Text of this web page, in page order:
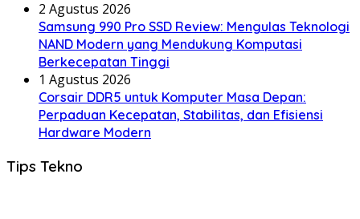
2 Agustus 2026
Samsung 990 Pro SSD Review: Mengulas Teknologi
NAND Modern yang Mendukung Komputasi
Berkecepatan Tinggi
1 Agustus 2026
Corsair DDR5 untuk Komputer Masa Depan:
Perpaduan Kecepatan, Stabilitas, dan Efisiensi
Hardware Modern
Tips Tekno